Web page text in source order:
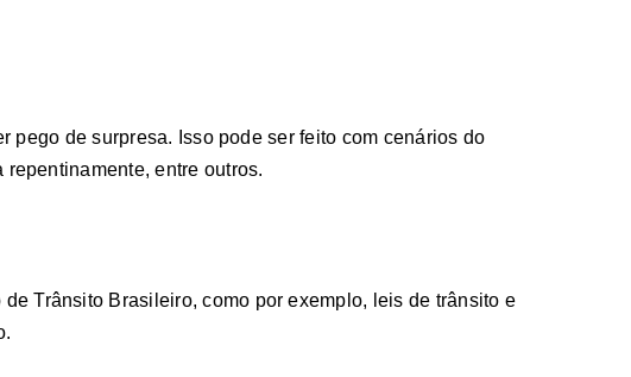
pego de surpresa. Isso pode ser feito com cenários do
entre outros.
Trânsito Brasileiro, como por exemplo, leis de trânsito e